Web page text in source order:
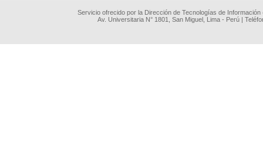
Servicio ofrecido por la Dirección de Tecnologías de
Av. Universitaria N° 1801, San Miguel, Lima - Perú |